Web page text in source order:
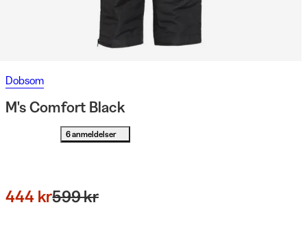
Dobsom
M's Comfort Black
6 anmeldelser
444 kr599 kr